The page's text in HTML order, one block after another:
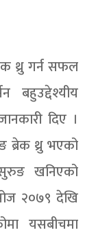
थ्रु गर्न सफल
बहुउद्देश्यीय
दिए ।
ब्रेक थ्रु भएको
खनिएको
२०७९ देखि
यसबीचमा